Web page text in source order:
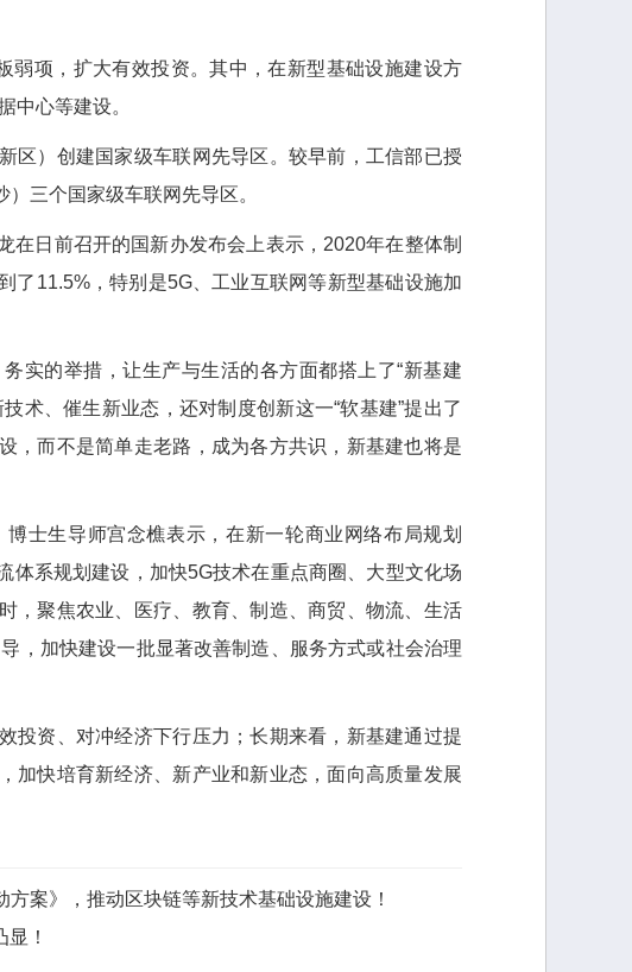
项，扩大有效投资。其中，在新型基础设施建设方
中心等建设。
）创建国家级车联网先导区。较早前，工信部已授
三个国家级车联网先导区。
日前召开的国新办发布会上表示，2020年在整体制
了11.5%，特别是5G、工业互联网等新型基础设施加
的举措，让生产与生活的各方面都搭上了“新基建
术、催生新业态，还对制度创新这一“软基建”提出了
，而不是简单走老路，成为各方共识，新基建也将是
生导师宫念樵表示，在新一轮商业网络布局规划
体系规划建设，加快5G技术在重点商圈、大型文化场
，聚焦农业、医疗、教育、制造、商贸、物流、生活
，加快建设一批显著改善制造、服务方式或社会治理
资、对冲经济下行压力；长期来看，新基建通过提
加快培育新经济、新产业和新业态，面向高质量发展
案》，推动区块链等新技术基础设施建设！
！